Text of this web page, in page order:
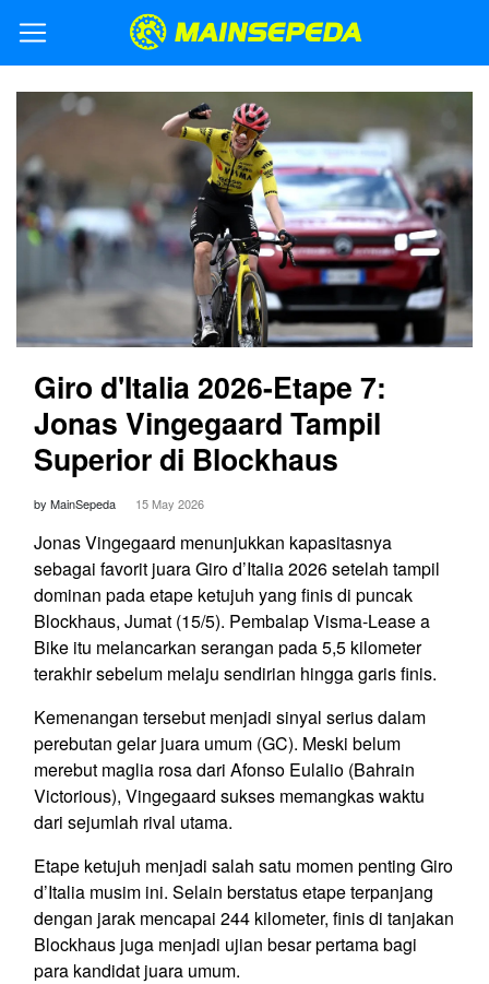
Giro d'Italia 2026-Etape 7:
Jonas Vingegaard Tampil
Superior di Blockhaus
by MainSepeda 15 May 2026
Jonas Vingegaard menunjukkan kapasitasnya
sebagai favorit juara Giro d’Italia 2026 setelah tampil
dominan pada etape ketujuh yang finis di puncak
Blockhaus, Jumat (15/5). Pembalap Visma-Lease a
Bike itu melancarkan serangan pada 5,5 kilometer
terakhir sebelum melaju sendirian hingga garis finis.
Kemenangan tersebut menjadi sinyal serius dalam
perebutan gelar juara umum (GC). Meski belum
merebut maglia rosa dari Afonso Eulalio (Bahrain
Victorious), Vingegaard sukses memangkas waktu
dari sejumlah rival utama.
Etape ketujuh menjadi salah satu momen penting Giro
d’Italia musim ini. Selain berstatus etape terpanjang
dengan jarak mencapai 244 kilometer, finis di tanjakan
Blockhaus juga menjadi ujian besar pertama bagi
para kandidat juara umum.